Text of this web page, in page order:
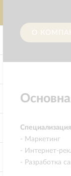
О
- Маркетинг
- Интернет-
- Разработка